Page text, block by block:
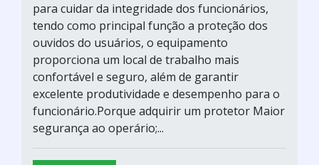
para cuidar da integridade dos funcionários,
tendo como principal função a proteção dos
ouvidos do usuários, o equipamento
proporciona um local de trabalho mais
confortável e seguro, além de garantir
excelente produtividade e desempenho para o
funcionário.Porque adquirir um protetor Maior
segurança ao operário;...